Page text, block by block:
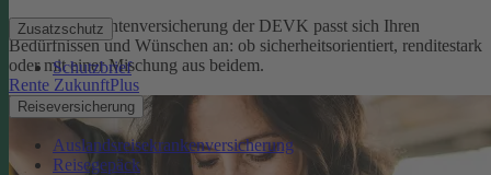
Zusatzschutz
Schutzbrief
Reiseversicherung
Auslandsreisekrankenversicherung
Reisegepäck
Die private Rentenversicherung der DEVK passt sich Ihren
Bedürfnissen und Wünschen an: ob sicherheitsorientiert, renditestark
oder mit einer Mischung aus beidem.
Rente ZukunftPlus